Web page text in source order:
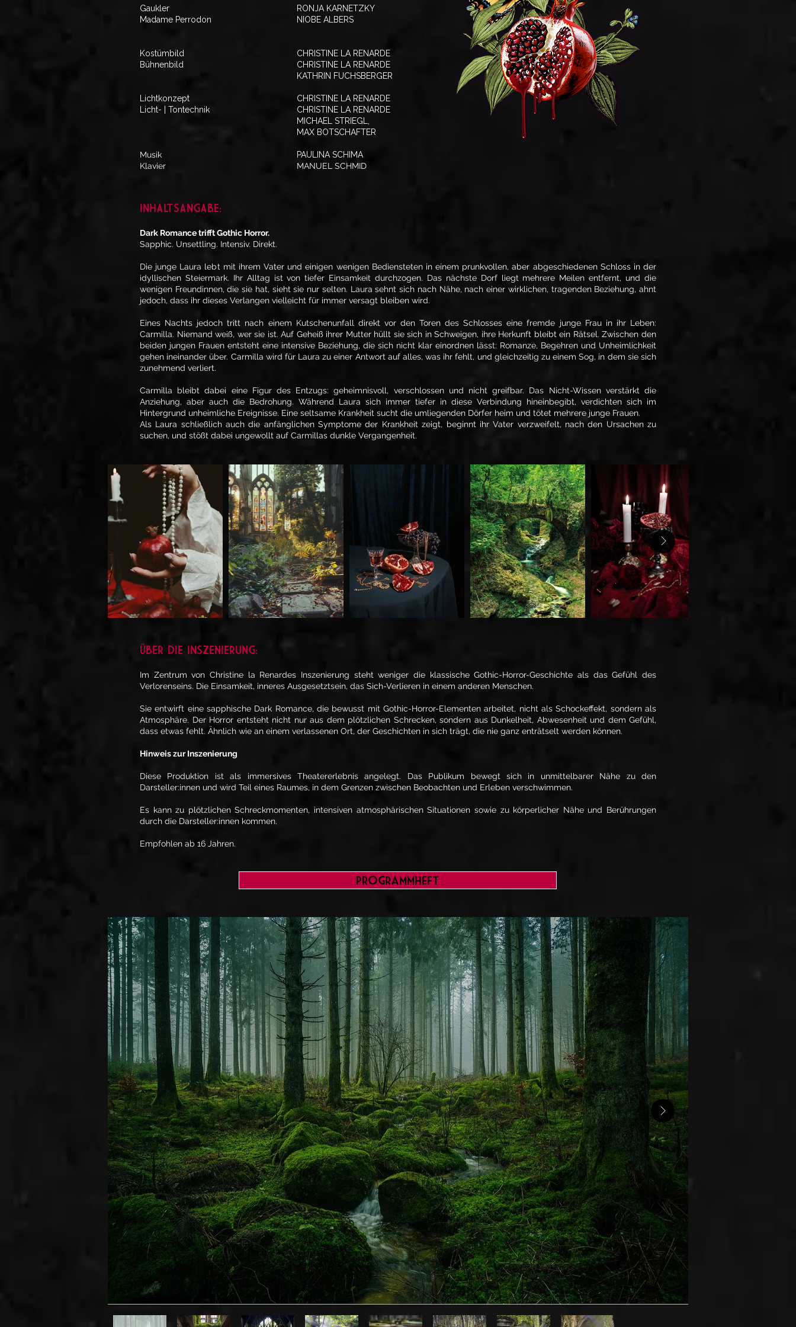
Gaukler
Madame Perrodon
Kostümbild
Bühnenbild
Lichtkonzept
Licht- | Tontechnik
Musik
Klavier
RONJA KARNETZKY
NIOBE ALBERS
CHRISTINE LA RENARDE
CHRISTINE LA RENARDE
KATHRIN FUCHSBERGER
CHRISTINE LA RENARDE
CHRISTINE LA RENARDE
MICHAEL STRIEGL,
MAX BOTSCHAFTER
PAULINA SCHIMA
​MANUEL SCHMID
INHALTSANGABE:
Dark Romance trifft Gothic Horror.
Sapphic. Unsettling. Intensiv. Direkt.
Die junge Laura lebt mit ihrem Vater und einigen wenigen Bediensteten in einem prunkvollen, aber abgeschiedenen Schloss in der
idyllischen Steiermark. Ihr Alltag ist von tiefer Einsamkeit durchzogen. Das nächste Dorf liegt mehrere Meilen entfernt, und die
wenigen Freundinnen, die sie hat, sieht sie nur selten. Laura sehnt sich nach Nähe, nach einer wirklichen, tragenden Beziehung, ahnt
jedoch, dass ihr dieses Verlangen vielleicht für immer versagt bleiben wird.
Eines Nachts jedoch tritt nach einem Kutschenunfall direkt vor den Toren des Schlosses eine fremde junge Frau in ihr Leben:
Carmilla. Niemand weiß, wer sie ist. Auf Geheiß ihrer Mutter hüllt sie sich in Schweigen, ihre Herkunft bleibt ein Rätsel. Zwischen den
beiden jungen Frauen entsteht eine intensive Beziehung, die sich nicht klar einordnen lässt: Romanze, Begehren und Unheimlichkeit
gehen ineinander über. Carmilla wird für Laura zu einer Antwort auf alles, was ihr fehlt, und gleichzeitig zu einem Sog, in dem sie sich
zunehmend verliert.
Carmilla bleibt dabei eine Figur des Entzugs: geheimnisvoll, verschlossen und nicht greifbar. Das Nicht-Wissen verstärkt die
Anziehung, aber auch die Bedrohung. Während Laura sich immer tiefer in diese Verbindung hineinbegibt, verdichten sich im
Hintergrund unheimliche Ereignisse. Eine seltsame Krankheit sucht die umliegenden Dörfer heim und tötet mehrere junge Frauen.
Als Laura schließlich auch die anfänglichen Symptome der Krankheit zeigt, beginnt ihr Vater verzweifelt, nach den Ursachen zu
suchen, und stößt dabei ungewollt auf Carmillas dunkle Vergangenheit.
ÜBER DIE INSZENIERUNG:
Im Zentrum von Christine la Renardes Inszenierung steht weniger die klassische Gothic-Horror-Geschichte als das Gefühl des
Verlorenseins. Die Einsamkeit, inneres Ausgesetztsein, das Sich-Verlieren in einem anderen Menschen.
Sie entwirft eine sapphische Dark Romance, die bewusst mit Gothic-Horror-Elementen arbeitet, nicht als Schockeffekt, sondern als
Atmosphäre. Der Horror entsteht nicht nur aus dem plötzlichen Schrecken, sondern aus Dunkelheit, Abwesenheit und dem Gefühl,
dass etwas fehlt. Ähnlich wie an einem verlassenen Ort, der Geschichten in sich trägt, die nie ganz enträtselt werden können.
Hinweis zur Inszenierung
Diese Produktion ist als immersives Theatererlebnis angelegt. Das Publikum bewegt sich in unmittelbarer Nähe zu den
Darsteller:innen und wird Teil eines Raumes, in dem Grenzen zwischen Beobachten und Erleben verschwimmen.
Es kann zu plötzlichen Schreckmomenten, intensiven atmosphärischen Situationen sowie zu körperlicher Nähe und Berührungen
durch die Darsteller:innen kommen.
Empfohlen ab 16 Jahren.
Programmheft